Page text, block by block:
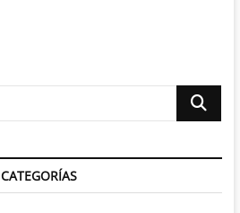
Buscar
CATEGORÍAS